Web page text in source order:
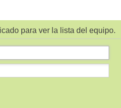
para ver la lista del equipo.